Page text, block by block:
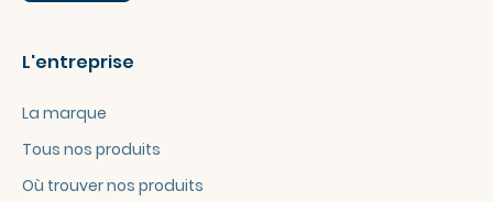
L'entreprise
La marque
Tous nos produits
Où trouver nos produits